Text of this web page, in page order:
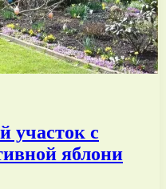
участок с
яблони